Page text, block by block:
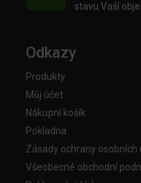
stavu Vaší
Odkazy
Produkty
Můj účet
Nákupní košík
Pokladna
Zásady ochrany osobních
Všeobecné obchodní